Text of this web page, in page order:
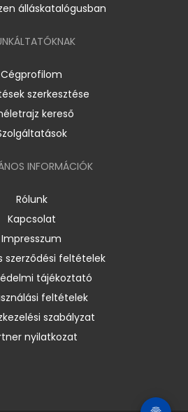
álláskatalógusban
Cégprofilom
szerkesztése
kereső
INFORMÁCIÓK
Rólunk
Kapcsolat
Impresszum
szerződési feltételek
tájékoztató
feltételek
szabályzat
nyilatkozat